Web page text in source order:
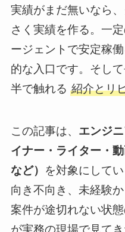
実績がまだ無いなら
さく実績を作る。一
ージェントで安定稼
的な入口です。そし
半で触れる 紹介とリ
この記事は、 エンジ
イナー・ライター・
など） を対象にして
向き不向き、未経験
案件が途切れない状
が実務の現場で見て